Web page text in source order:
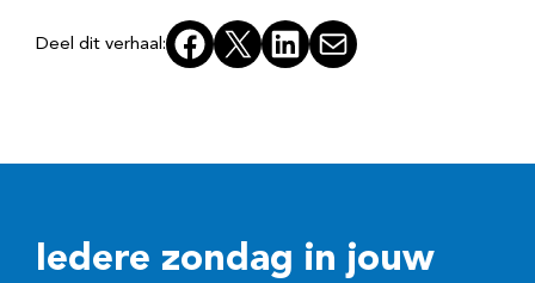
Deel dit verhaal: Facebook
X LinkedInE-mail
Iedere zondag in jouw